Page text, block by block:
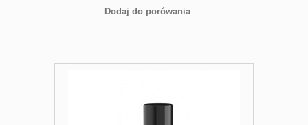
Dodaj do porówania